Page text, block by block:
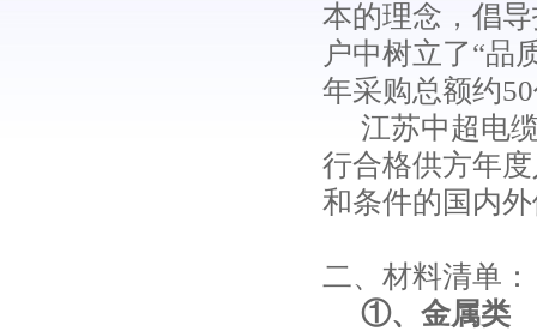
本的理念，倡
户中树立了“品
年采购总额约
江苏中超电
行合格供方年
和条件的国内
二、材料清单：
①、金属类